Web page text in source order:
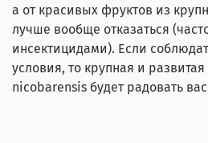
а от красивых фруктов из
лучше вообще отказаться
инсектицидами). Если
условия, то крупная и
nicobarensis будет радовать